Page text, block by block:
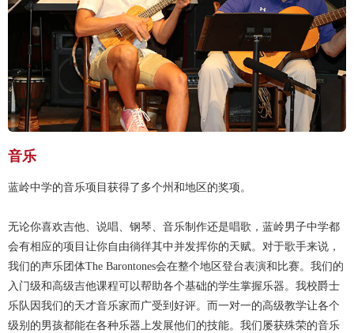
音乐
蓝岭中学的音乐项目获得了多个州和地区的奖项。
无论你喜欢吉他、说唱、钢琴、音乐制作还是唱歌，蓝岭男子中学都
会有相应的项目让你自由徜徉其中并发挥你的天赋。对于歌手来说，
我们的声乐团体The Barontones会在整个地区登台表演和比赛。我们的
入门级和高级吉他课程可以帮助各个基础的学生掌握乐器。我校爵士
乐队因我们的天才音乐家而广受到好评。而一对一的高级教学让各个
级别的男孩都能在各种乐器上发展他们的技能。我们屡获殊荣的音乐